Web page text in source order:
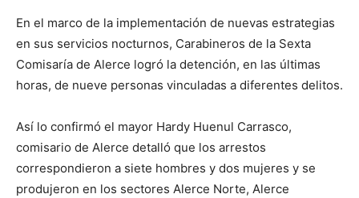
En el marco de la implementación de nuevas estrategias
en sus servicios nocturnos, Carabineros de la Sexta
Comisaría de Alerce logró la detención, en las últimas
horas, de nueve personas vinculadas a diferentes delitos.
Así lo confirmó el mayor Hardy Huenul Carrasco,
comisario de Alerce detalló que los arrestos
correspondieron a siete hombres y dos mujeres y se
produjeron en los sectores Alerce Norte, Alerce